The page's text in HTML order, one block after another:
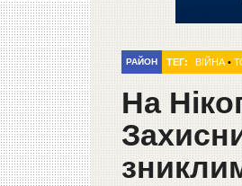
РАЙОН ТЕГ: ВІЙНА•
На